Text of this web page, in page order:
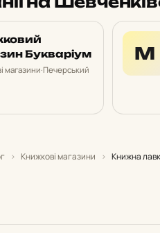
Букваріум
магазини·Печерський
М
› Книжкові магазини › Книжна